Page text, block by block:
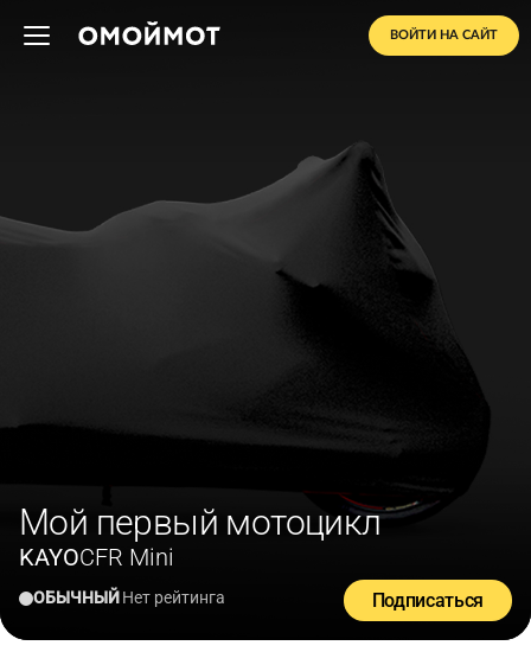
ВОЙТИ НА САЙТ
Мой первый мотоцикл
KAYOCFR Mini
ОБЫЧНЫЙНет рейтинга Подписаться